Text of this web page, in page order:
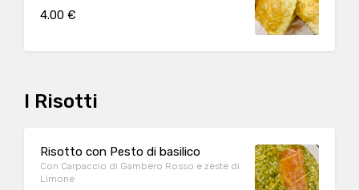
4.00 €
I Risotti
Risotto con Pesto di basilico
Con Carpaccio di Gambero Rosso e zeste di
Limone